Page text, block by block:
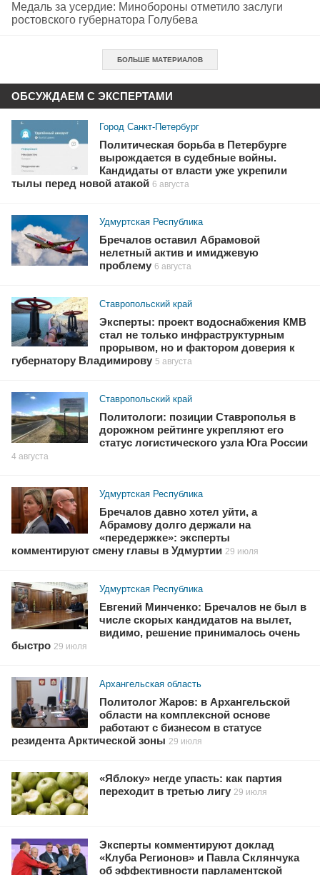
Медаль за усердие: Минобороны отметило заслуги
ростовского губернатора Голубева
БОЛЬШЕ МАТЕРИАЛОВ
ОБСУЖДАЕМ С ЭКСПЕРТАМИ
Город Санкт-Петербург
Политическая борьба в Петербурге
вырождается в судебные войны.
Кандидаты от власти уже укрепили
тылы перед новой атакой 6 августа
Удмуртская Республика
Бречалов оставил Абрамовой
нелетный актив и имиджевую
проблему 6 августа
Ставропольский край
Эксперты: проект водоснабжения КМВ
стал не только инфраструктурным
прорывом, но и фактором доверия к
губернатору Владимирову 5 августа
Ставропольский край
Политологи: позиции Ставрополья в
дорожном рейтинге укрепляют его
статус логистического узла Юга России
4 августа
Удмуртская Республика
Бречалов давно хотел уйти, а
Абрамову долго держали на
«передержке»: эксперты
комментируют смену главы в Удмуртии 29 июля
Удмуртская Республика
Евгений Минченко: Бречалов не был в
числе скорых кандидатов на вылет,
видимо, решение принималось очень
быстро 29 июля
Архангельская область
Политолог Жаров: в Архангельской
области на комплексной основе
работают с бизнесом в статусе
резидента Арктической зоны 29 июля
«Яблоку» негде упасть: как партия
переходит в третью лигу 29 июля
Эксперты комментируют доклад
«Клуба Регионов» и Павла Склянчука
об эффективности парламентской